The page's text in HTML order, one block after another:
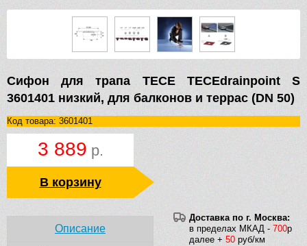
Сифон для трапа TECE TECEdrainpoint S
3601401 низкий, для балконов и террас (DN 50)
Код товара: 3601401
3 889 р.
В корзину
Доставка по г. Москва:
в пределах МКАД - 700р
далее + 50 руб/км
Описание